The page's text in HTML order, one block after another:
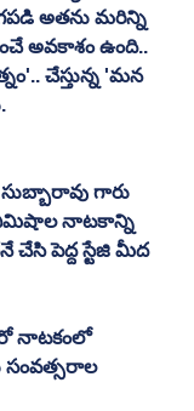
అతను మరిన్ని
అవకాశం ఉంది..
చేస్తున్న 'మన
గారు
నిమిషాల నాటకాన్ని
చేసి పెద్ద స్టేజి మీద
నాటకంలో
సంవత్సరాల